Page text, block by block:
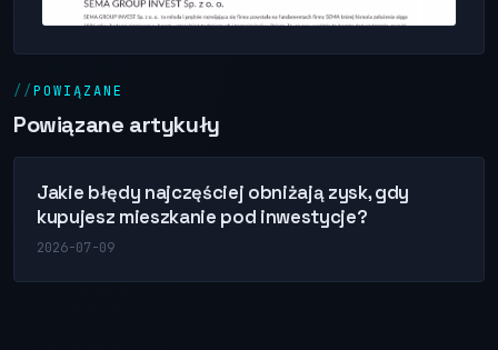
POWIĄZANE
Powiązane artykuły
Jakie błędy najczęściej obniżają zysk, gdy
kupujesz mieszkanie pod inwestycje?
2026-07-09